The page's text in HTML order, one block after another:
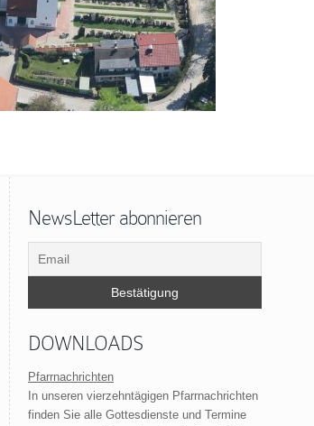
NewsLetter abonnieren
DOWNLOADS
Pfarrnachrichten
In unseren vierzehntägigen Pfarrnachrichten
finden Sie alle Gottesdienste und Termine